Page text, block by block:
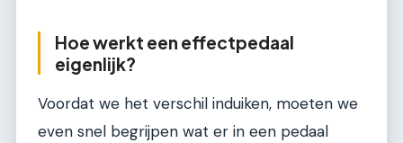
Hoe werkt een effectpedaal
eigenlijk?
Voordat we het verschil induiken, moeten we
even snel begrijpen wat er in een pedaal